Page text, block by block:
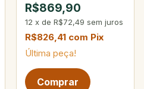
R$869,90
12 x de R$72,49 sem juros
R$826,41 com Pix
Última peça!